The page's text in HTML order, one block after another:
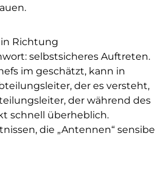
Richtung
selbstsicheres Auftreten.
im geschätzt, kann in
der es versteht,
der während des
schnell überheblich.
die „Antennen“ sensibel